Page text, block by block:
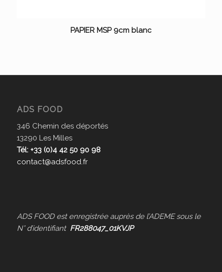
PAPIER MSP 9cm blanc
ADS FOOD
346 Chemin des déportés
13290 Les Milles
Tél: +33 (0)4 42 50 90 98
contact@adsfood.fr
ADS FOOD est enregistrée auprès de l’ADEME sous le
N° d’identifiant FR288047_01KVJP